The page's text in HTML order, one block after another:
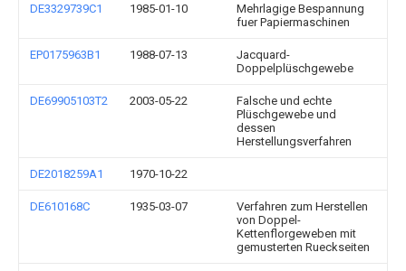
DE3329739C1 1985-01-10
Mehrlagige Bespannung
fuer Papiermaschinen
EP0175963B1 1988-07-13
Jacquard-
Doppelplüschgewebe
DE69905103T2 2003-05-22
Falsche und echte
Plüschgewebe und
dessen
Herstellungsverfahren
DE2018259A1 1970-10-22
DE610168C 1935-03-07
Verfahren zum Herstellen
von Doppel-
Kettenflorgeweben mit
gemusterten Rueckseiten